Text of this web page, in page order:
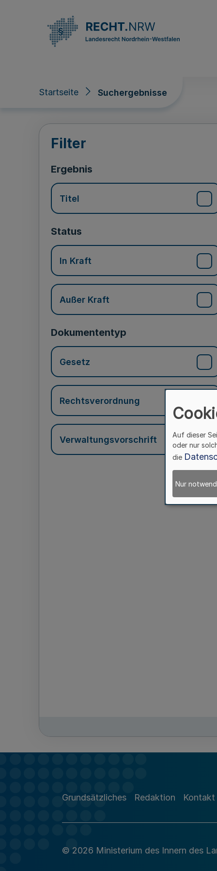
Startseite Suchergebnisse
Suchergebnisse
Filter
Ergebnis
Titel
Status
In Kraft
Außer Kraft
Dokumententyp
Gesetz
Rechtsverordnung
Verwaltungsvorschrift
Grundsätzliches Redaktion Kontakt
© 2026 Ministerium des Innern des
Auf dieser
oder nur
die
Nur